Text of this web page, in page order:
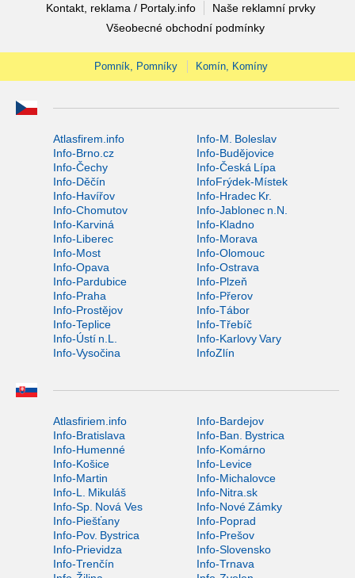
Kontakt, reklama / Portaly.info
Naše reklamní prvky
Všeobecné obchodní podmínky
Pomník, Pomníky Komín, Komíny
Atlasfirem.info
Info-M. Boleslav
Info-Brno.cz
Info-Budějovice
Info-Čechy
Info-Česká Lípa
Info-Děčín
InfoFrýdek-Místek
Info-Havířov
Info-Hradec Kr.
Info-Chomutov
Info-Jablonec n.N.
Info-Karviná
Info-Kladno
Info-Liberec
Info-Morava
Info-Most
Info-Olomouc
Info-Opava
Info-Ostrava
Info-Pardubice
Info-Plzeň
Info-Praha
Info-Přerov
Info-Prostějov
Info-Tábor
Info-Teplice
Info-Třebíč
Info-Ústí n.L.
Info-Karlovy Vary
Info-Vysočina
InfoZlín
Atlasfiriem.info
Info-Bardejov
Info-Bratislava
Info-Ban. Bystrica
Info-Humenné
Info-Komárno
Info-Košice
Info-Levice
Info-Martin
Info-Michalovce
Info-L. Mikuláš
Info-Nitra.sk
Info-Sp. Nová Ves
Info-Nové Zámky
Info-Piešťany
Info-Poprad
Info-Pov. Bystrica
Info-Prešov
Info-Prievidza
Info-Slovensko
Info-Trenčín
Info-Trnava